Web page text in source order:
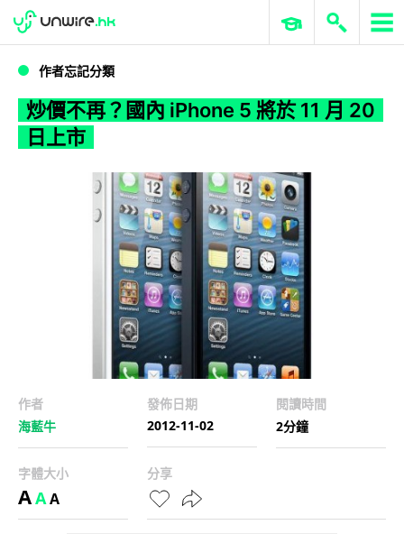
WWDC 2026 ERP 與商業 AI
作者忘記分類
炒價不再？國內 iPhone 5 將於 11 月 20
日上市
作者
海藍牛
發佈日期
2012-11-02
閱讀時間
2分鐘
字體大小
AAA
分享